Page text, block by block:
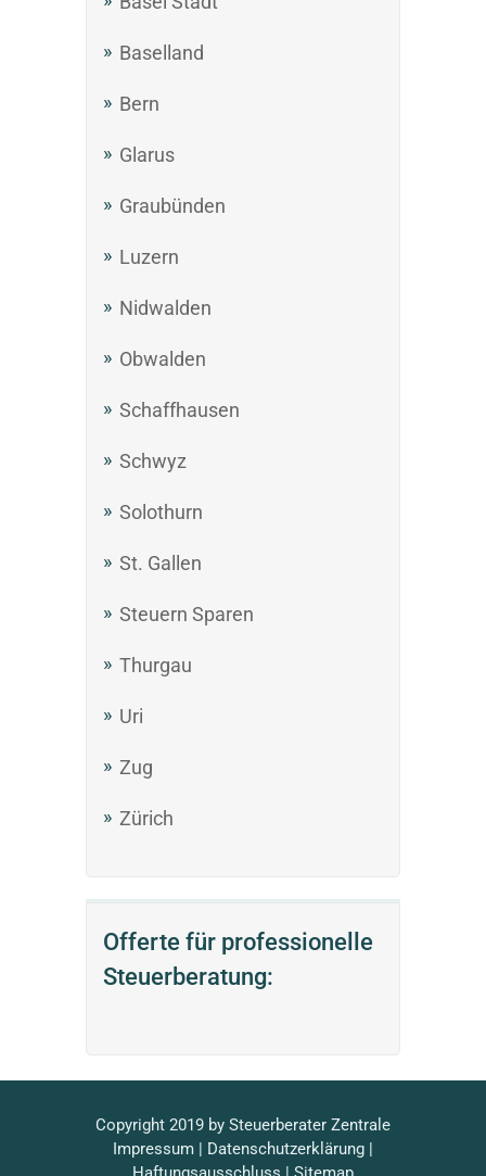
Baselland
Bern
Glarus
Graubünden
Luzern
Nidwalden
Obwalden
Schaffhausen
Schwyz
Solothurn
St. Gallen
Steuern Sparen
Thurgau
Uri
Zug
Zürich
Offerte für professionelle
Steuerberatung:
Copyright 2019 by Steuerberater Zentrale
Impressum | Datenschutzerklärung |